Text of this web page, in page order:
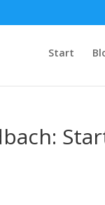
Start